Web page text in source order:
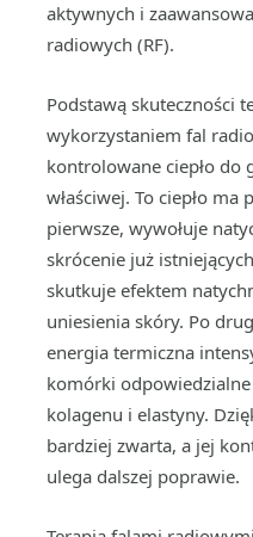
aktywnych i
radiowych (RF).
Podstawą skuteczności
wykorzystaniem fal
kontrolowane ciepło do
właściwej. To ciepło ma
pierwsze, wywołuje
skrócenie już
skutkuje efektem
uniesienia skóry. Po
energia termiczna
komórki
kolagenu i elastyny.
bardziej zwarta, a jej
ulega dalszej poprawie.